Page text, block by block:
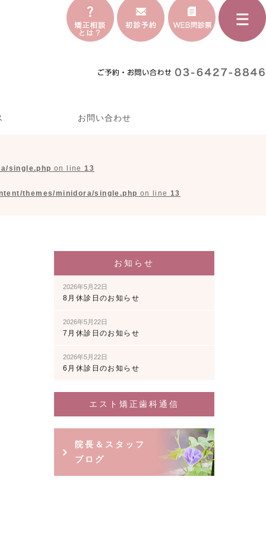
お問い合わせ
single.php on line13
themes/minidora/single.php on line13
お知らせ
2026年5月22日
8月休診日のお知らせ
2026年5月22日
7月休診日のお知らせ
2026年5月22日
6月休診日のお知らせ
エスト矯正歯科通信
院長＆スタッフ
ブログ